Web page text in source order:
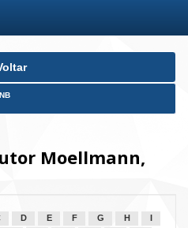
Moellmann,
D E F G H